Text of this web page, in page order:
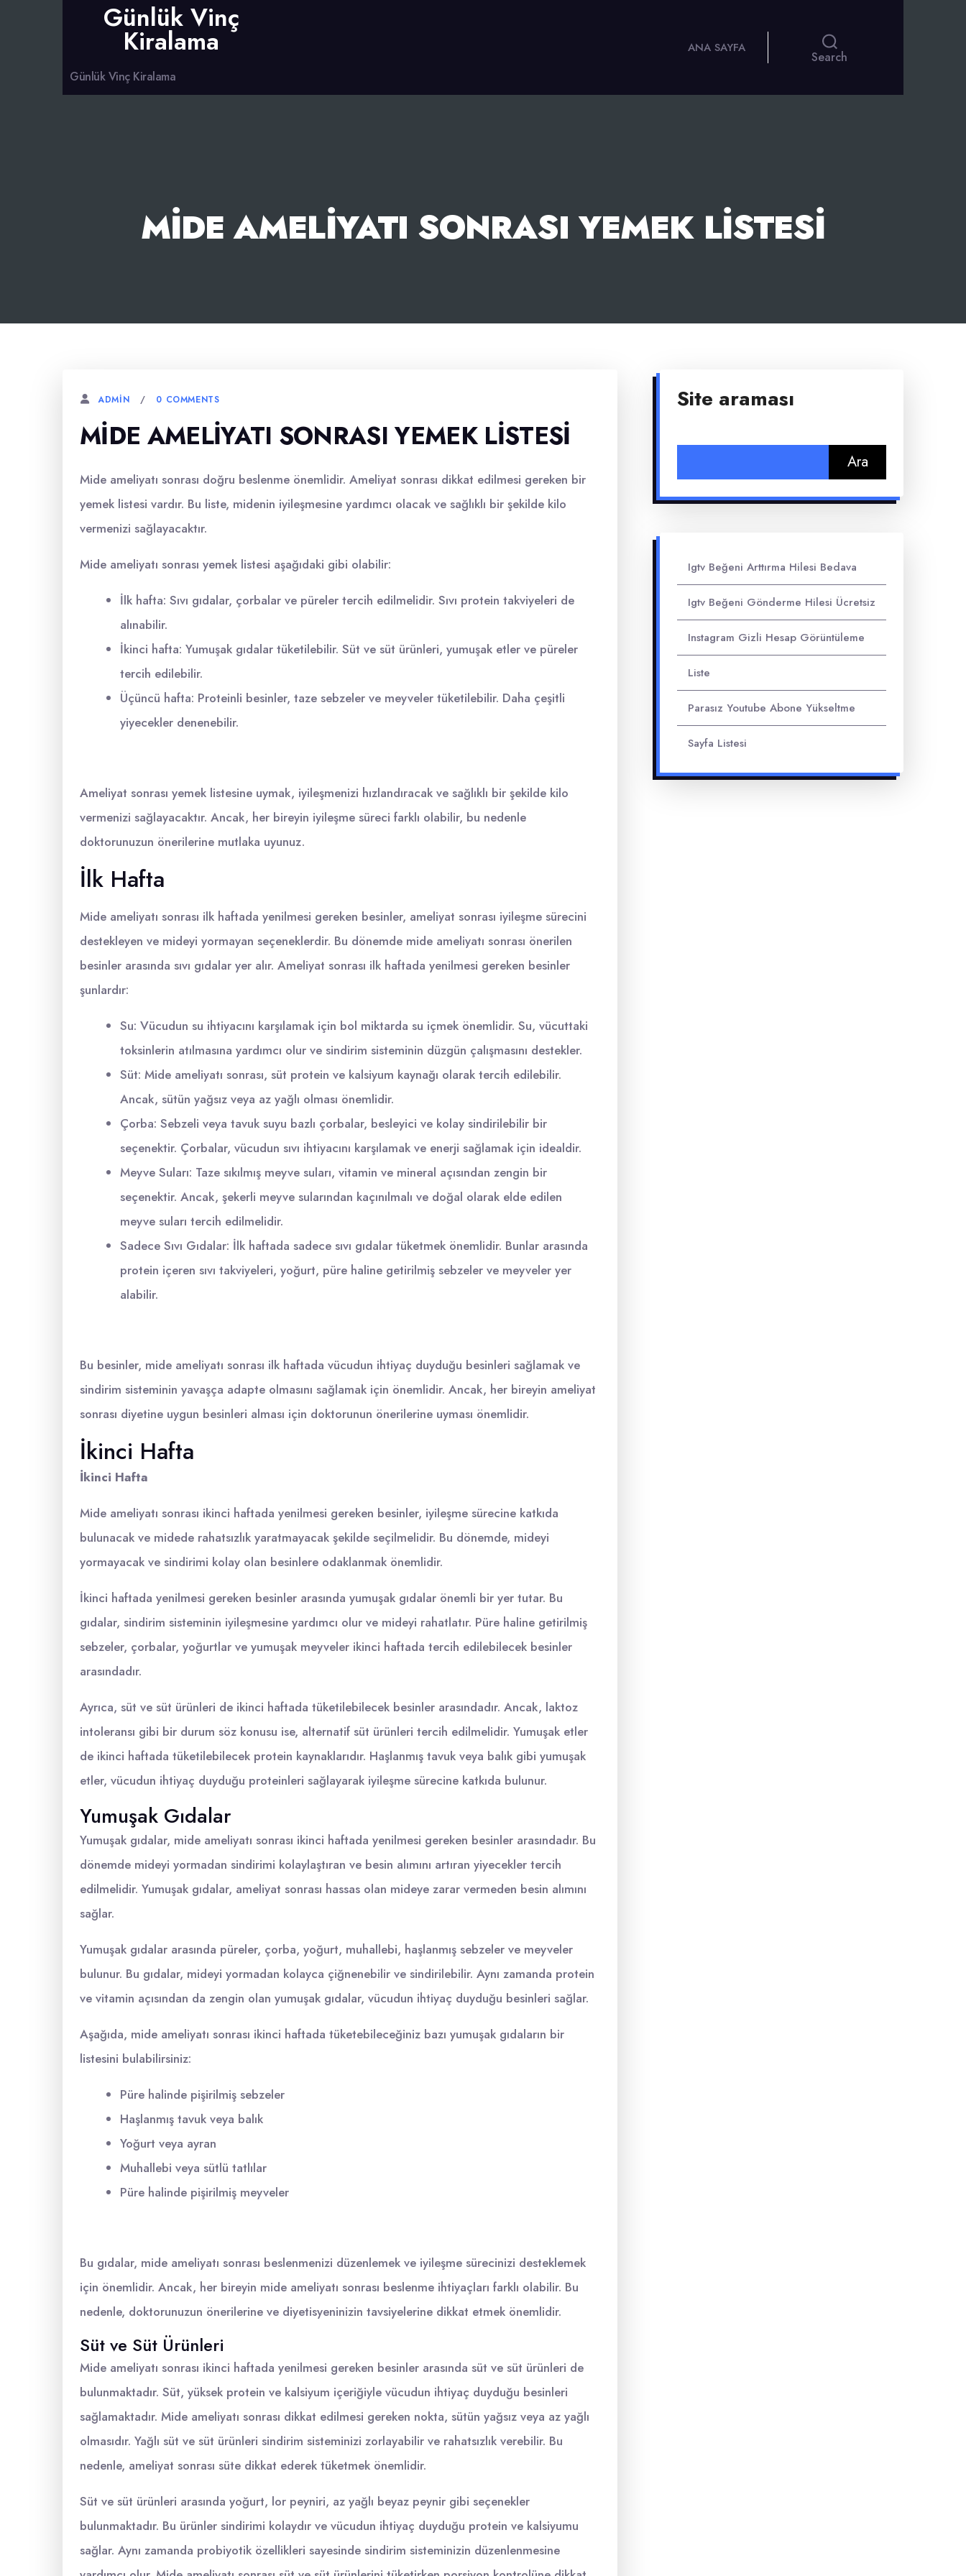
Günlük Vinç
Kiralama
Günlük Vinç Kiralama
ANA SAYFA
Search
MIDE AMELIYATI SONRASI YEMEK LISTESI
ADMIN 0 COMMENTS
MIDE AMELIYATI SONRASI YEMEK LISTESI
Mide ameliyatı sonrası doğru beslenme önemlidir. Ameliyat sonrası dikkat edilmesi gereken bir
yemek listesi vardır. Bu liste, midenin iyileşmesine yardımcı olacak ve sağlıklı bir şekilde kilo
vermenizi sağlayacaktır.
Mide ameliyatı sonrası yemek listesi aşağıdaki gibi olabilir:
İlk hafta: Sıvı gıdalar, çorbalar ve püreler tercih edilmelidir. Sıvı protein takviyeleri de
alınabilir.
İkinci hafta: Yumuşak gıdalar tüketilebilir. Süt ve süt ürünleri, yumuşak etler ve püreler
tercih edilebilir.
Üçüncü hafta: Proteinli besinler, taze sebzeler ve meyveler tüketilebilir. Daha çeşitli
yiyecekler denenebilir.
Ameliyat sonrası yemek listesine uymak, iyileşmenizi hızlandıracak ve sağlıklı bir şekilde kilo
vermenizi sağlayacaktır. Ancak, her bireyin iyileşme süreci farklı olabilir, bu nedenle
doktorunuzun önerilerine mutlaka uyunuz.
İlk Hafta
Mide ameliyatı sonrası ilk haftada yenilmesi gereken besinler, ameliyat sonrası iyileşme sürecini
destekleyen ve mideyi yormayan seçeneklerdir. Bu dönemde mide ameliyatı sonrası önerilen
besinler arasında sıvı gıdalar yer alır. Ameliyat sonrası ilk haftada yenilmesi gereken besinler
şunlardır:
Su: Vücudun su ihtiyacını karşılamak için bol miktarda su içmek önemlidir. Su, vücuttaki
toksinlerin atılmasına yardımcı olur ve sindirim sisteminin düzgün çalışmasını destekler.
Süt: Mide ameliyatı sonrası, süt protein ve kalsiyum kaynağı olarak tercih edilebilir.
Ancak, sütün yağsız veya az yağlı olması önemlidir.
Çorba: Sebzeli veya tavuk suyu bazlı çorbalar, besleyici ve kolay sindirilebilir bir
seçenektir. Çorbalar, vücudun sıvı ihtiyacını karşılamak ve enerji sağlamak için idealdir.
Meyve Suları: Taze sıkılmış meyve suları, vitamin ve mineral açısından zengin bir
seçenektir. Ancak, şekerli meyve sularından kaçınılmalı ve doğal olarak elde edilen
meyve suları tercih edilmelidir.
Sadece Sıvı Gıdalar: İlk haftada sadece sıvı gıdalar tüketmek önemlidir. Bunlar arasında
protein içeren sıvı takviyeleri, yoğurt, püre haline getirilmiş sebzeler ve meyveler yer
alabilir.
Bu besinler, mide ameliyatı sonrası ilk haftada vücudun ihtiyaç duyduğu besinleri sağlamak ve
sindirim sisteminin yavaşça adapte olmasını sağlamak için önemlidir. Ancak, her bireyin ameliyat
sonrası diyetine uygun besinleri alması için doktorunun önerilerine uyması önemlidir.
İkinci Hafta
İkinci Hafta
Mide ameliyatı sonrası ikinci haftada yenilmesi gereken besinler, iyileşme sürecine katkıda
bulunacak ve midede rahatsızlık yaratmayacak şekilde seçilmelidir. Bu dönemde, mideyi
yormayacak ve sindirimi kolay olan besinlere odaklanmak önemlidir.
İkinci haftada yenilmesi gereken besinler arasında yumuşak gıdalar önemli bir yer tutar. Bu
gıdalar, sindirim sisteminin iyileşmesine yardımcı olur ve mideyi rahatlatır. Püre haline getirilmiş
sebzeler, çorbalar, yoğurtlar ve yumuşak meyveler ikinci haftada tercih edilebilecek besinler
arasındadır.
Ayrıca, süt ve süt ürünleri de ikinci haftada tüketilebilecek besinler arasındadır. Ancak, laktoz
intoleransı gibi bir durum söz konusu ise, alternatif süt ürünleri tercih edilmelidir. Yumuşak etler
de ikinci haftada tüketilebilecek protein kaynaklarıdır. Haşlanmış tavuk veya balık gibi yumuşak
etler, vücudun ihtiyaç duyduğu proteinleri sağlayarak iyileşme sürecine katkıda bulunur.
Yumuşak Gıdalar
Yumuşak gıdalar, mide ameliyatı sonrası ikinci haftada yenilmesi gereken besinler arasındadır. Bu
dönemde mideyi yormadan sindirimi kolaylaştıran ve besin alımını artıran yiyecekler tercih
edilmelidir. Yumuşak gıdalar, ameliyat sonrası hassas olan mideye zarar vermeden besin alımını
sağlar.
Yumuşak gıdalar arasında püreler, çorba, yoğurt, muhallebi, haşlanmış sebzeler ve meyveler
bulunur. Bu gıdalar, mideyi yormadan kolayca çiğnenebilir ve sindirilebilir. Aynı zamanda protein
ve vitamin açısından da zengin olan yumuşak gıdalar, vücudun ihtiyaç duyduğu besinleri sağlar.
Aşağıda, mide ameliyatı sonrası ikinci haftada tüketebileceğiniz bazı yumuşak gıdaların bir
listesini bulabilirsiniz:
Püre halinde pişirilmiş sebzeler
Haşlanmış tavuk veya balık
Yoğurt veya ayran
Muhallebi veya sütlü tatlılar
Püre halinde pişirilmiş meyveler
Bu gıdalar, mide ameliyatı sonrası beslenmenizi düzenlemek ve iyileşme sürecinizi desteklemek
için önemlidir. Ancak, her bireyin mide ameliyatı sonrası beslenme ihtiyaçları farklı olabilir. Bu
nedenle, doktorunuzun önerilerine ve diyetisyeninizin tavsiyelerine dikkat etmek önemlidir.
Süt ve Süt Ürünleri
Mide ameliyatı sonrası ikinci haftada yenilmesi gereken besinler arasında süt ve süt ürünleri de
bulunmaktadır. Süt, yüksek protein ve kalsiyum içeriğiyle vücudun ihtiyaç duyduğu besinleri
sağlamaktadır. Mide ameliyatı sonrası dikkat edilmesi gereken nokta, sütün yağsız veya az yağlı
olmasıdır. Yağlı süt ve süt ürünleri sindirim sisteminizi zorlayabilir ve rahatsızlık verebilir. Bu
nedenle, ameliyat sonrası süte dikkat ederek tüketmek önemlidir.
Süt ve süt ürünleri arasında yoğurt, lor peyniri, az yağlı beyaz peynir gibi seçenekler
bulunmaktadır. Bu ürünler sindirimi kolaydır ve vücudun ihtiyaç duyduğu protein ve kalsiyumu
sağlar. Aynı zamanda probiyotik özellikleri sayesinde sindirim sisteminizin düzenlenmesine
Site araması
Igtv Beğeni Arttırma Hilesi Bedava
Igtv Beğeni Gönderme Hilesi Ücretsiz
Instagram Gizli Hesap Görüntüleme
Liste
Parasız Youtube Abone Yükseltme
Sayfa Listesi